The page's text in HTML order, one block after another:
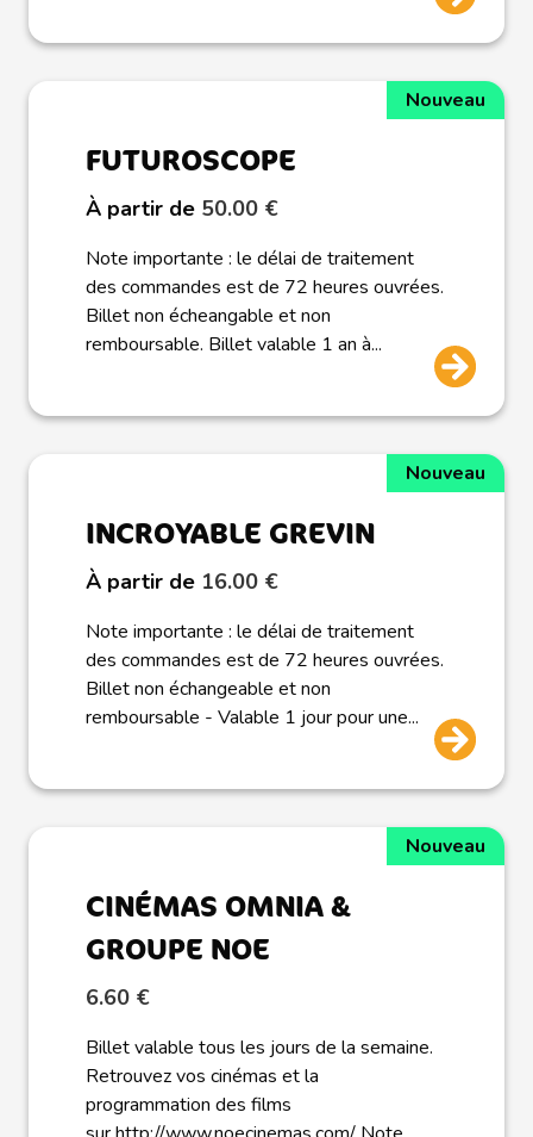
Nouveau
FUTUROSCOPE
À partir de 50.00 €
Note importante : le délai de traitement
des commandes est de 72 heures ouvrées.
Billet non écheangable et non
remboursable. Billet valable 1 an à...
Nouveau
INCROYABLE GREVIN
À partir de 16.00 €
Note importante : le délai de traitement
des commandes est de 72 heures ouvrées.
Billet non échangeable et non
remboursable - Valable 1 jour pour une...
Nouveau
CINÉMAS OMNIA &
GROUPE NOE
6.60 €
Billet valable tous les jours de la semaine.
Retrouvez vos cinémas et la
programmation des films